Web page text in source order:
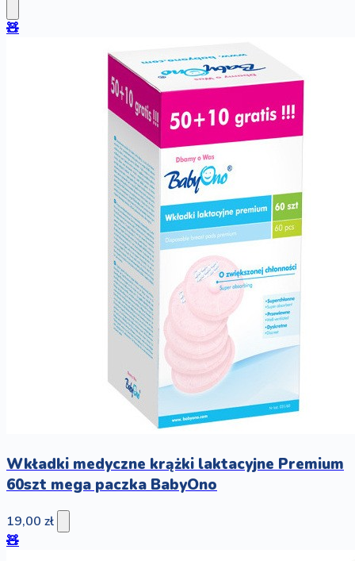
🧸
Wkładki medyczne krążki laktacyjne Premium
60szt mega paczka BabyOno
19,00 zł
🧸